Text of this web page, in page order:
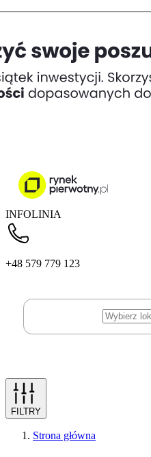
INFOLINIA
+48 579 779 123
FILTRY
Strona główna